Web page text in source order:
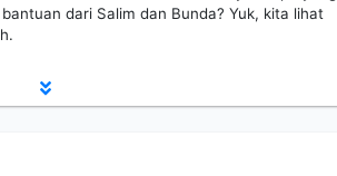
dari Salim dan Bunda? Yuk, kita lihat